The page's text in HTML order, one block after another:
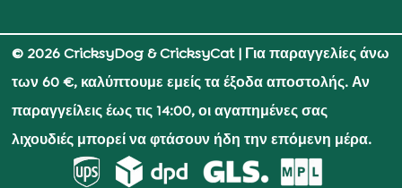
© 2026 CricksyDog & CricksyCat| Για παραγγελίες άνω
των 60 €, καλύπτουμε εμείς τα έξοδα αποστολής. Αν
παραγγείλεις έως τις 14:00, οι αγαπημένες σας
λιχουδιές μπορεί να φτάσουν ήδη την επόμενη μέρα.